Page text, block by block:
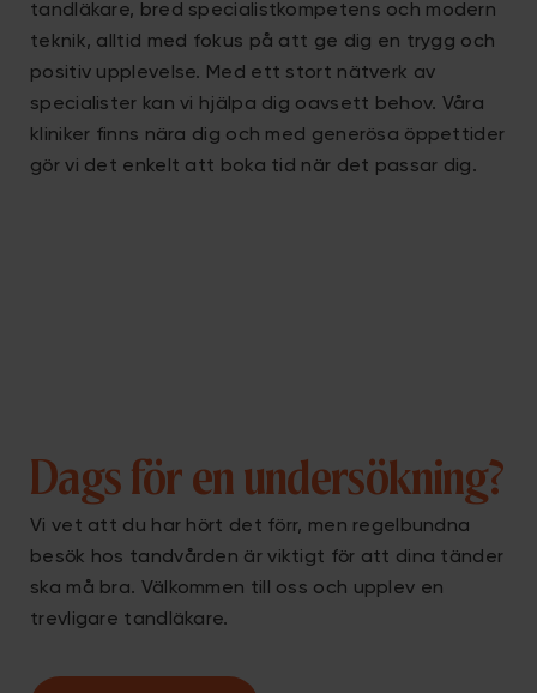
tandläkare, bred specialistkompetens och modern
teknik, alltid med fokus på att ge dig en trygg och
positiv upplevelse. Med ett stort nätverk av
specialister kan vi hjälpa dig oavsett behov. Våra
kliniker finns nära dig och med generösa öppettider
gör vi det enkelt att boka tid när det passar dig.
Dags för en undersökning?
Vi vet att du har hört det förr, men regelbundna
besök hos tandvården är viktigt för att dina tänder
ska må bra. Välkommen till oss och upplev en
trevligare tandläkare.